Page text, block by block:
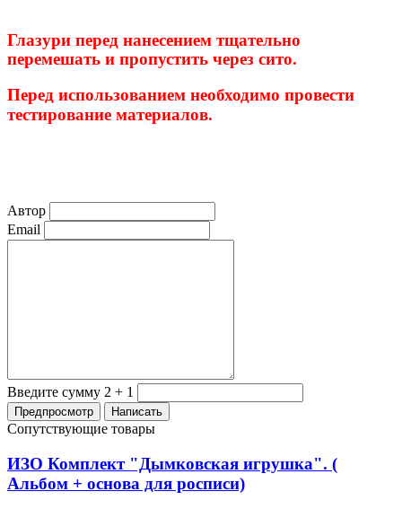
Глазури перед нанесением тщательно
перемешать и пропустить через сито.
Перед использованием необходимо провести
тестирование материалов.
Автор
Email
Введите сумму 2 + 1
Сопутствующие товары
ИЗО Комплект "Дымковская игрушка". (
Альбом + основа для росписи)